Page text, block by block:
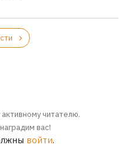
читателю.
вас!
войти.